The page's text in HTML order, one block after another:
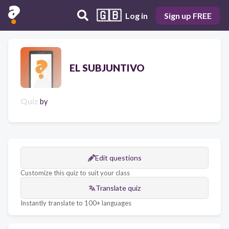
🇬🇧 Log in Sign up FREE
EL SUBJUNTIVO
Quiz by
Edit questions
Customize this quiz to suit your class
Translate quiz
Instantly translate to 100+ languages